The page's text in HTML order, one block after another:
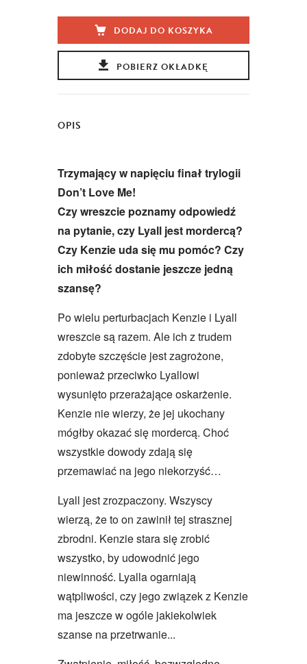
DODAJ DO KOSZYKA
POBIERZ OKŁADKĘ
OPIS
Trzymający w napięciu finał trylogii
Don’t Love Me!
Czy wreszcie poznamy odpowiedź
na pytanie, czy Lyall jest mordercą?
Czy Kenzie uda się mu pomóc? Czy
ich miłość dostanie jeszcze jedną
szansę?
Po wielu perturbacjach Kenzie i Lyall
wreszcie są razem. Ale ich z trudem
zdobyte szczęście jest zagrożone,
ponieważ przeciwko Lyallowi
wysunięto przerażające oskarżenie.
Kenzie nie wierzy, że jej ukochany
mógłby okazać się mordercą. Choć
wszystkie dowody zdają się
przemawiać na jego niekorzyść…
Lyall jest zrozpaczony. Wszyscy
wierzą, że to on zawinił tej strasznej
zbrodni. Kenzie stara się zrobić
wszystko, by udowodnić jego
niewinność. Lyalla ogarniają
wątpliwości, czy jego związek z Kenzie
ma jeszcze w ogóle jakiekolwiek
szanse na przetrwanie...